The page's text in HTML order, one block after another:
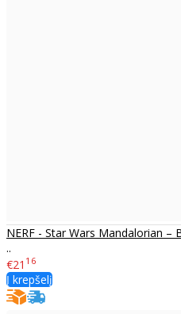
NERF - Star Wars Mandalorian –
..
€21 16
Į krepšelį